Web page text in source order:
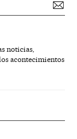
noticias,
acontecimientos